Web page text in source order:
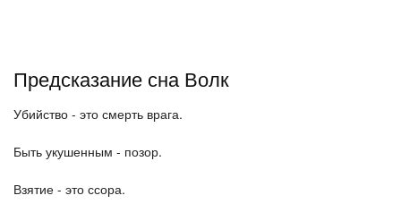
Предсказание сна Волк
Убийство - это смерть врага.
Быть укушенным - позор.
Взятие - это ссора.